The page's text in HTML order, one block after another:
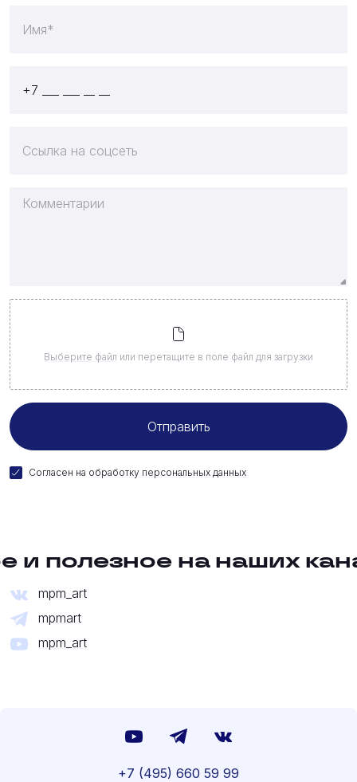
Выберите файл или перетащите в поле файл для загрузки
Согласен на обработку персональных данных
и полезное на наших
mpm_art
mpmart
mpm_art
+7 (495) 660 59 99